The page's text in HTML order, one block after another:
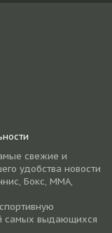
свежие и
удобства новости
Бокс, ММА,
самых выдающихся